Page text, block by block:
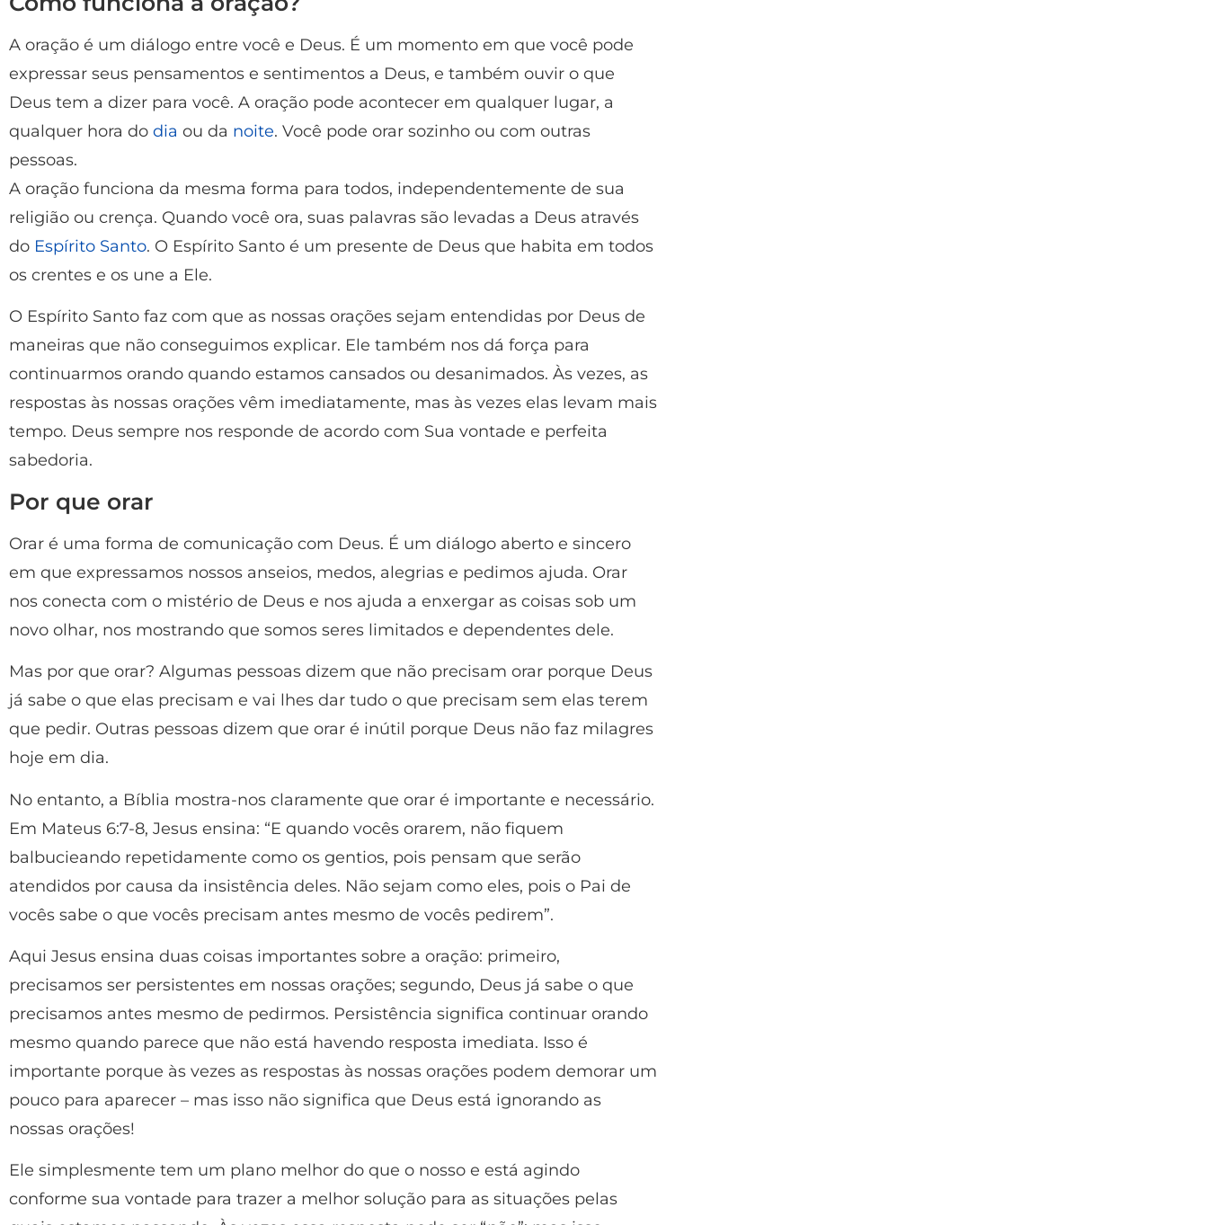
A oração é um diálogo entre você e Deus. É um momento em que você pode
expressar seus pensamentos e sentimentos a Deus, e também ouvir o que
Deus tem a dizer para você. A oração pode acontecer em qualquer lugar, a
qualquer hora do dia ou da noite. Você pode orar sozinho ou com outras
pessoas.
A oração funciona da mesma forma para todos, independentemente de sua
religião ou crença. Quando você ora, suas palavras são levadas a Deus através
do Espírito Santo. O Espírito Santo é um presente de Deus que habita em todos
os crentes e os une a Ele.
O Espírito Santo faz com que as nossas orações sejam entendidas por Deus de
maneiras que não conseguimos explicar. Ele também nos dá força para
continuarmos orando quando estamos cansados ​​ou desanimados. Às vezes, as
respostas às nossas orações vêm imediatamente, mas às vezes elas levam mais
tempo. Deus sempre nos responde de acordo com Sua vontade e perfeita
sabedoria.
Por que orar
Orar é uma forma de comunicação com Deus. É um diálogo aberto e sincero
em que expressamos nossos anseios, medos, alegrias e pedimos ajuda. Orar
nos conecta com o mistério de Deus e nos ajuda a enxergar as coisas sob um
novo olhar, nos mostrando que somos seres limitados e dependentes dele.
Mas por que orar? Algumas pessoas dizem que não precisam orar porque Deus
já sabe o que elas precisam e vai lhes dar tudo o que precisam sem elas terem
que pedir. Outras pessoas dizem que orar é inútil porque Deus não faz milagres
hoje em dia.
No entanto, a Bíblia mostra-nos claramente que orar é importante e necessário.
Em Mateus 6:7-8, Jesus ensina: “E quando vocês orarem, não fiquem
balbucieando repetidamente como os gentios, pois pensam que serão
atendidos por causa da insistência deles. Não sejam como eles, pois o Pai de
vocês sabe o que vocês precisam antes mesmo de vocês pedirem”.
Aqui Jesus ensina duas coisas importantes sobre a oração: primeiro,
precisamos ser persistentes em nossas orações; segundo, Deus já sabe o que
precisamos antes mesmo de pedirmos. Persistência significa continuar orando
mesmo quando parece que não está havendo resposta imediata. Isso é
importante porque às vezes as respostas às nossas orações podem demorar um
pouco para aparecer – mas isso não significa que Deus está ignorando as
nossas orações!
Ele simplesmente tem um plano melhor do que o nosso e está agindo
conforme sua vontade para trazer a melhor solução para as situações pelas